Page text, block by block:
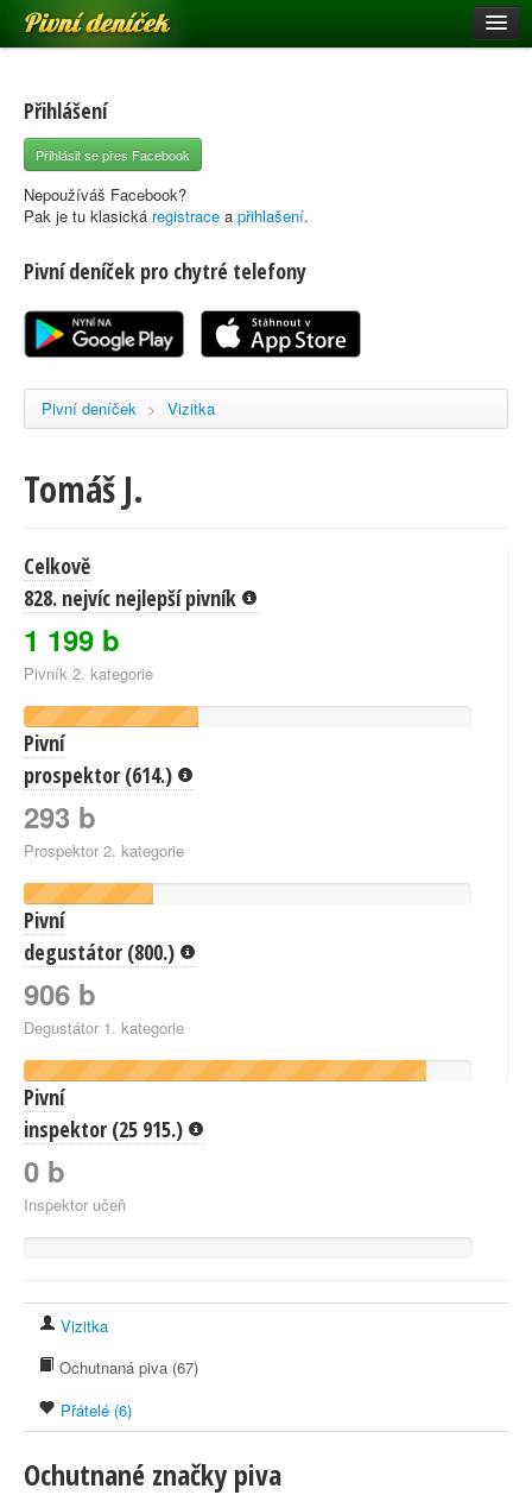
Pivní deníček
Pivní mapa
Pivní značky
Nápověda
Registrace
Přihlášení
Přihlásit se přes Facebook
Nepoužíváš Facebook?
Pak je tu klasická registrace a přihlašení.
Pivní deníček pro chytré telefony
Pivní deníček > Vizitka
Tomáš J.
Celkově
828. nejvíc nejlepší pivník
1 199 b
Pivník 2. kategorie
Pivní
prospektor (614.)
293 b
Prospektor 2. kategorie
Pivní
degustátor (800.)
906 b
Degustátor 1. kategorie
Pivní
inspektor (25 915.)
0 b
Inspektor učeň
Vizitka
Ochutnaná piva (67)
Přátelé (6)
Ochutnané značky piva